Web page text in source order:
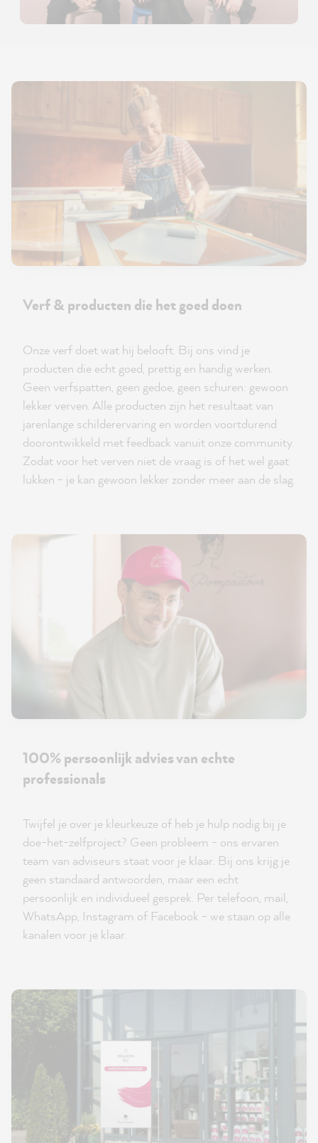
Verf & producten die het goed doen
Onze verf doet wat hij belooft. Bij ons vind je
producten die echt goed, prettig en handig werken.
Geen verfspatten, geen gedoe, geen schuren: gewoon
lekker verven. Alle producten zijn het resultaat van
jarenlange schilderervaring en worden voortdurend
doorontwikkeld met feedback vanuit onze community.
Zodat voor het verven niet de vraag is of het wel gaat
lukken - je kan gewoon lekker zonder meer aan de slag.
100% persoonlijk advies van echte
professionals
Twijfel je over je kleurkeuze of heb je hulp nodig bij je
doe-het-zelfproject? Geen probleem - ons ervaren
team van adviseurs staat voor je klaar. Bij ons krijg je
geen standaard antwoorden, maar een echt
persoonlijk en individueel gesprek. Per telefoon, mail,
WhatsApp, Instagram of Facebook - we staan op alle
kanalen voor je klaar.